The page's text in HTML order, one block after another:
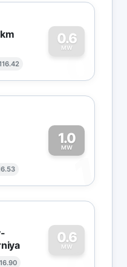
0.6
MW
0
1.0
MW
1
0.6
MW